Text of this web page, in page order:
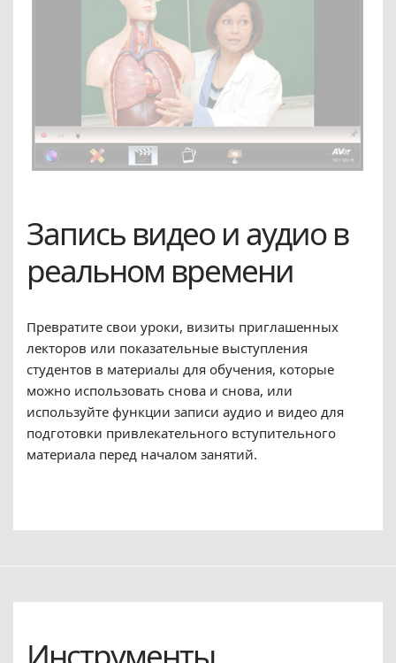
Запись видео и аудио в
реальном времени
Превратите свои уроки, визиты приглашенных
лекторов или показательные выступления
студентов в материалы для обучения, которые
можно использовать снова и снова, или
используйте функции записи аудио и видео для
подготовки привлекательного вступительного
материала перед началом занятий.